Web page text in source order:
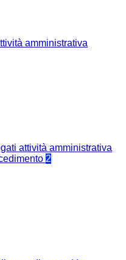
amministrativa
attività amministrativa
2